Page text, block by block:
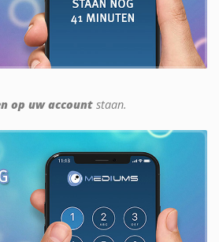
op uw account staan.